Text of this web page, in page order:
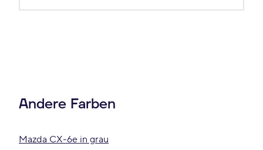
Andere Farben
Mazda CX-6e in grau